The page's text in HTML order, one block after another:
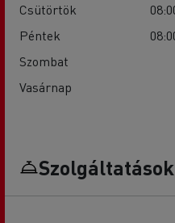
Csütörtök
Péntek
Szombat
Vasárnap
Szolgáltatások